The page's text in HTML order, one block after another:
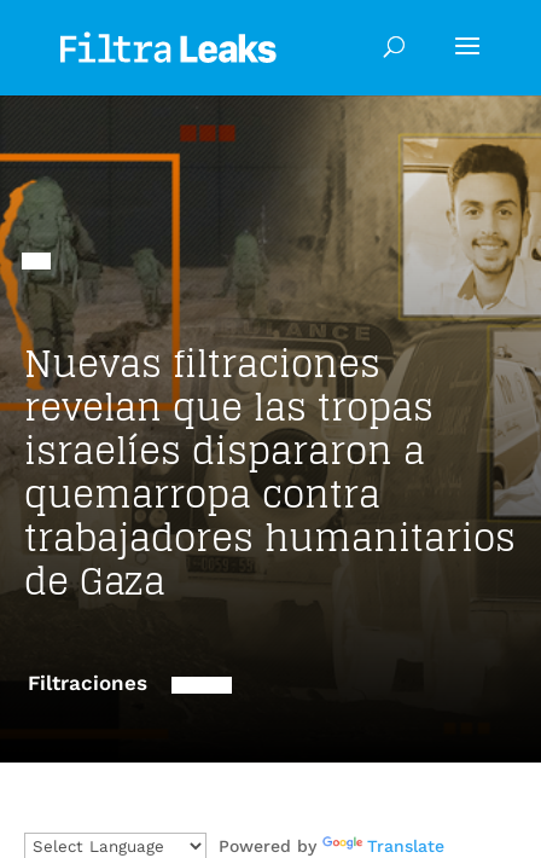
Nuevas filtraciones
revelan que las tropas
israelíes dispararon a
quemarropa contra
trabajadores humanitarios
de Gaza
Filtraciones
Powered by Translate